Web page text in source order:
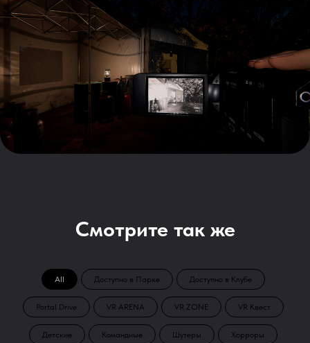
Смотрите так же
All Доступно в Парке Доступно в Клубе
Portal Drive VR ARENA VR ZONE VR Квест
Детские Командные Шутеры Хорроры